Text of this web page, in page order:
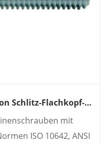
Schlitz-Flachkopf-
mit
ISO 10642, ANSI